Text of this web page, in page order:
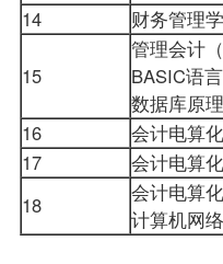
14
财务管理学
15
管理会计（
BASIC语言
数据库原
16
会计电算
17
会计电算
18
会计电算
计算机网